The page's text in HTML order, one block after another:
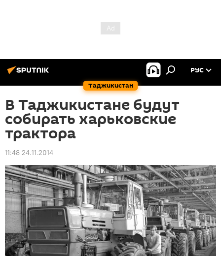
Таджикистан
РУС
В Таджикистане будут
собирать харьковские
трактора
11:48 24.11.2014